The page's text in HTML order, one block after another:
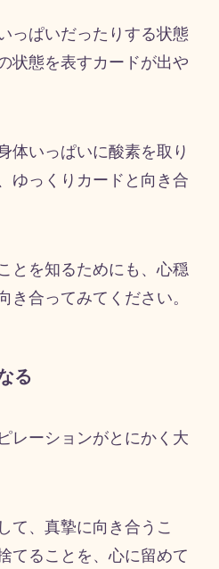
っぱいだったりする状態
状態を表すカードが出や
体いっぱいに酸素を取り
ゆっくりカードと向き合
とを知るためにも、心穏
き合ってみてください。
る
レーションがとにかく大
て、真摯に向き合うこ
てることを、心に留めて